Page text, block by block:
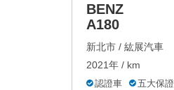
BENZ
A180
新北市 / 紘展汽車
2021年 / km
認證車
五大保證